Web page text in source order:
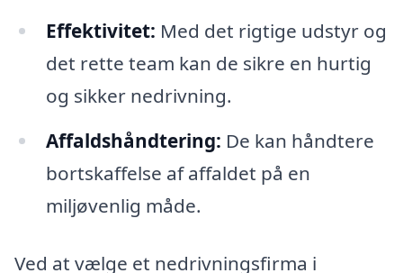
Effektivitet: Med det rigtige udstyr og
det rette team kan de sikre en hurtig
og sikker nedrivning.
Affaldshåndtering: De kan håndtere
bortskaffelse af affaldet på en
miljøvenlig måde.
Ved at vælge et nedrivningsfirma i